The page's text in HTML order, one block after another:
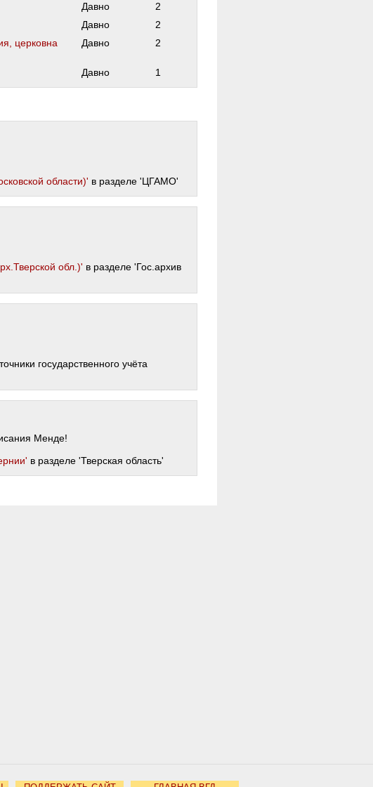
Давно
2
Давно
2
церковна
Давно 2
Давно 1
области)' в разделе 'ЦГАМО'
обл.)' в разделе 'Гос.архив
государственного учёта
Менде!
в разделе 'Тверская область'